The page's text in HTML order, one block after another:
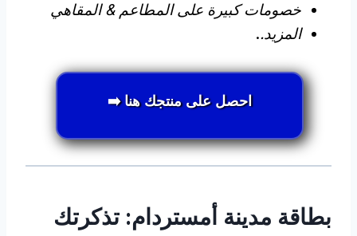
خصومات كبيرة على المطاعم & المقاهي
المزيد..
احصل على منتجك هنا ➡️
بطاقة مدينة أمستردام: تذكرتك